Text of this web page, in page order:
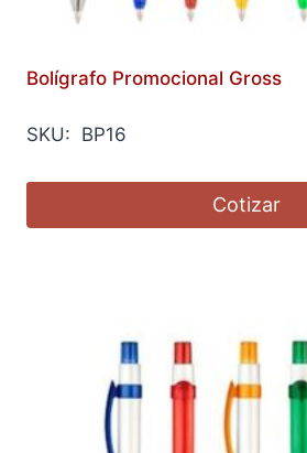
Bolígrafo Promocional Gross
SKU: BP16
Cotizar